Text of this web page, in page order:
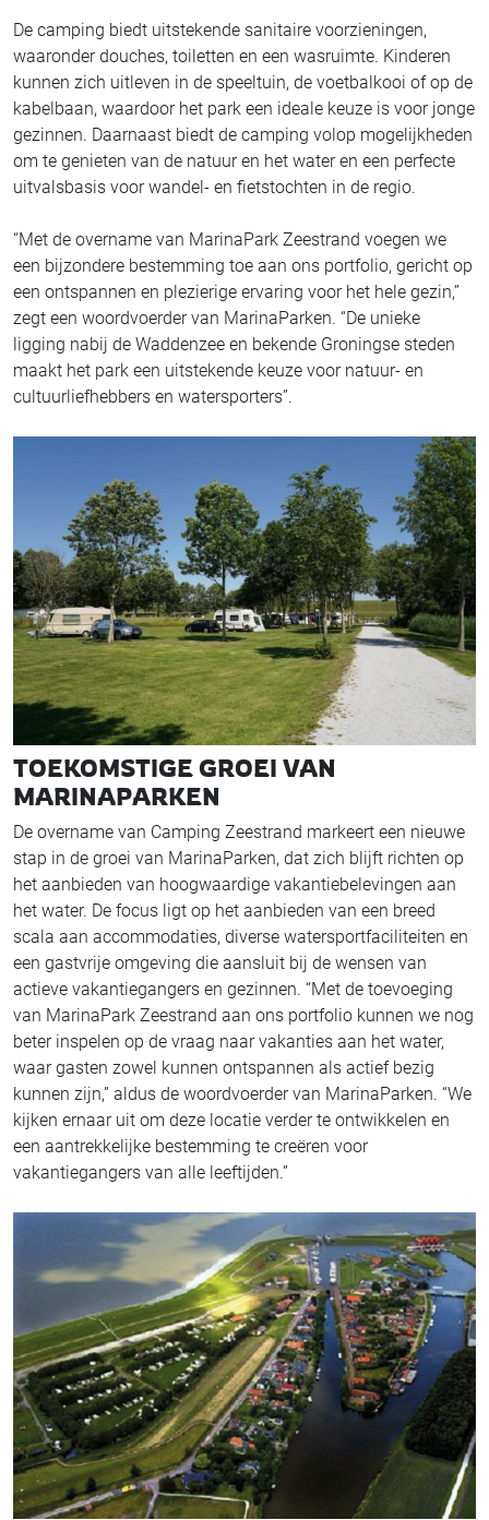
De camping biedt uitstekende sanitaire voorzieningen,
waaronder douches, toiletten en een wasruimte. Kinderen
kunnen zich uitleven in de speeltuin, de voetbalkooi of op de
kabelbaan, waardoor het park een ideale keuze is voor jonge
gezinnen. Daarnaast biedt de camping volop mogelijkheden
om te genieten van de natuur en het water en een perfecte
uitvalsbasis voor wandel- en fietstochten in de regio.
“Met de overname van MarinaPark Zeestrand voegen we
een bijzondere bestemming toe aan ons portfolio, gericht op
een ontspannen en plezierige ervaring voor het hele gezin,”
zegt een woordvoerder van MarinaParken. “De unieke
ligging nabij de Waddenzee en bekende Groningse steden
maakt het park een uitstekende keuze voor natuur- en
cultuurliefhebbers en watersporters”.
TOEKOMSTIGE GROEI VAN
MARINAPARKEN
De overname van Camping Zeestrand markeert een nieuwe
stap in de groei van MarinaParken, dat zich blijft richten op
het aanbieden van hoogwaardige vakantiebelevingen aan
het water. De focus ligt op het aanbieden van een breed
scala aan accommodaties, diverse watersportfaciliteiten en
een gastvrije omgeving die aansluit bij de wensen van
actieve vakantiegangers en gezinnen. “Met de toevoeging
van MarinaPark Zeestrand aan ons portfolio kunnen we nog
beter inspelen op de vraag naar vakanties aan het water,
waar gasten zowel kunnen ontspannen als actief bezig
kunnen zijn,” aldus de woordvoerder van MarinaParken. “We
kijken ernaar uit om deze locatie verder te ontwikkelen en
een aantrekkelijke bestemming te creëren voor
vakantiegangers van alle leeftijden.”